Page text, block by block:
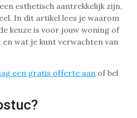
esthetisch aantrekkelijk zijn,
In dit artikel lees je waarom
keuze is voor jouw woning of
wat je kunt verwachten van
een gratis offerte aan of bel